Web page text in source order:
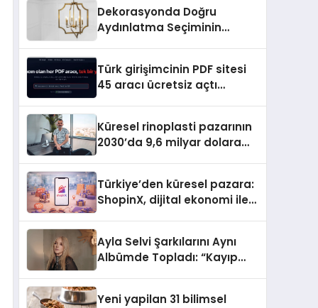
Dekorasyonda Doğru
Aydınlatma Seçiminin
Türk girişimcinin PDF sitesi
45 aracı ücretsiz açtı
Küresel rinoplasti pazarının
2030’da 9,6 milyar dolara
Türkiye’den küresel pazara:
ShopinX, dijital ekonomi ile
Ayla Selvi Şarkılarını Aynı
Albümde Topladı: “Kayıp
Yeni yapilan 31 bilimsel